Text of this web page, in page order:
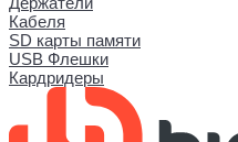
Кабеля
SD карты памяти
USB Флешки
Кардридеры